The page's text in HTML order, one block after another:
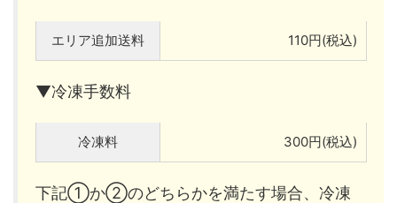
エリア追加送料 110円(税込)
▼冷凍手数料
冷凍料 300円(税込)
下記①か②のどちらかを満たす場合、冷凍